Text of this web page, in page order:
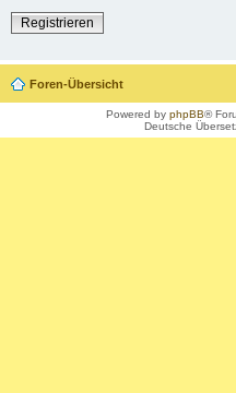
Registrieren
Foren-Übersicht
Powered by phpBB®
Deutsche